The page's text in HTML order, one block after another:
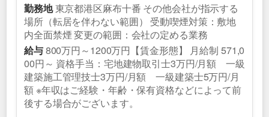
勤務地東京都港区麻布十番 その他会社が指示する
場所（転居を伴わない範囲） 受動喫煙対策：敷地
内全面禁煙 変更の範囲：会社の定める業務
給与800万円～1200万円【賃金形態】 月給制 571,0
00円～ 資格手当：宅地建物取引士3万円/月額 一級
建築施工管理技士3万円/月額 一級建築士5万円/月
額 ※年収はご経験・年齢・保有資格などによって前
後する場合がございます。